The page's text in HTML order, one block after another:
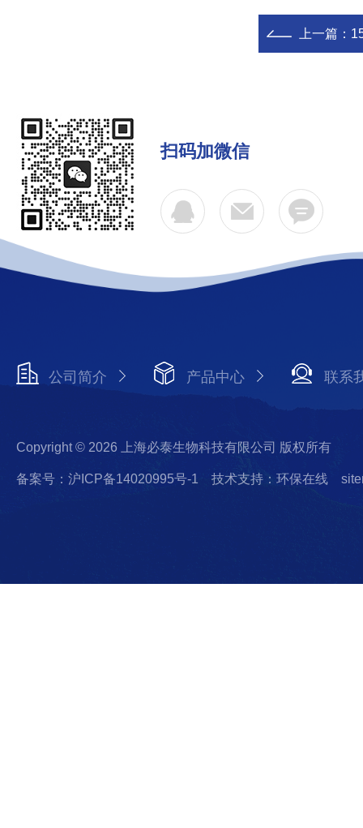
上一篇：
扫码加微信
公司简介 产品中心 联系
Copyright © 2026 上海必泰生物科技有限公司 版权所有
备案号：沪ICP备14020995号-1 技术支持：环保在线